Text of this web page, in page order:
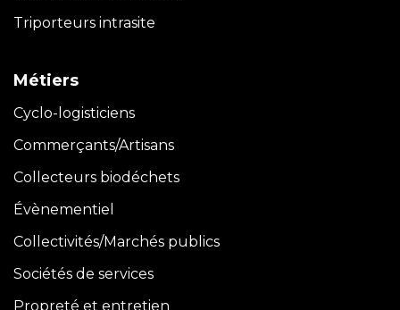
Triporteurs intrasite
Métiers
Cyclo-logisticiens
Commerçants/Artisans
Collecteurs biodéchets
Évènementiel
Collectivités/Marchés publics
Sociétés de services
Propreté et entretien